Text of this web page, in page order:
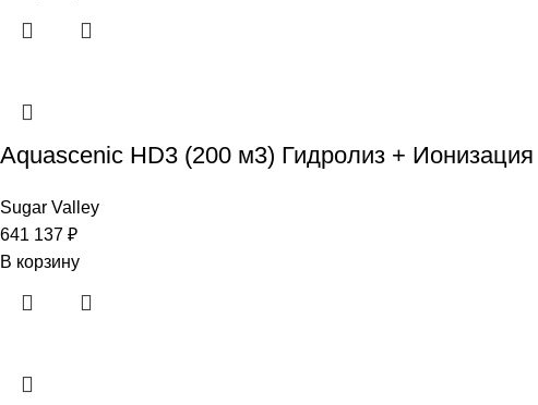
Aquascenic HD3 (200 м3) Гидролиз +
Sugar Valley
641 137 ₽
В корзину